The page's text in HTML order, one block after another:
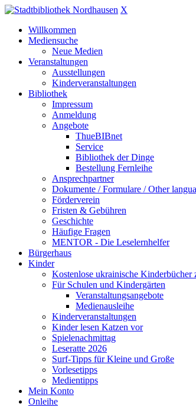
X
Willkommen
Mediensuche
Neue Medien
Veranstaltungen
Ausstellungen
Kinderveranstaltungen
Bibliothek
Impressum
Anmeldung
Angebote
ThueBIBnet
Service
Bibliothek der Dinge
Bestellung Fernleihe
Ansprechpartner
Dokumente / Formulare / Other
Förderverein
Fristen & Gebühren
Geschichte
Häufige Fragen
MENTOR - Die Leselernhelfer
Bürgerhaus
Kinder
Kostenlose ukrainische Kinderbücher
Für Schulen und Kindergärten
Veranstaltungsangebote
Medienausleihe
Kinderveranstaltungen
Kinder lesen Katzen vor
Spielenachmittag
Leseratte 2026
Surf-Tipps für Kleine und Große
Vorlesetipps
Medientipps
Mein Konto
Onleihe